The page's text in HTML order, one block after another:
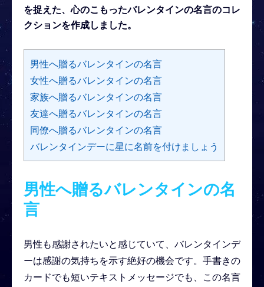
を捉えた、心のこもったバレンタインの名言のコレ
クションを作成しました。
男性へ贈るバレンタインの名言
女性へ贈るバレンタインの名言
家族へ贈るバレンタインの名言
友達へ贈るバレンタインの名言
同僚へ贈るバレンタインの名言
バレンタインデーに星に名前を付けましょう
男性へ贈るバレンタインの名
言
男性も感謝されたいと感じていて、バレンタインデ
ーは感謝の気持ちを示す絶好の機会です。手書きの
カードでも短いテキストメッセージでも、この名言